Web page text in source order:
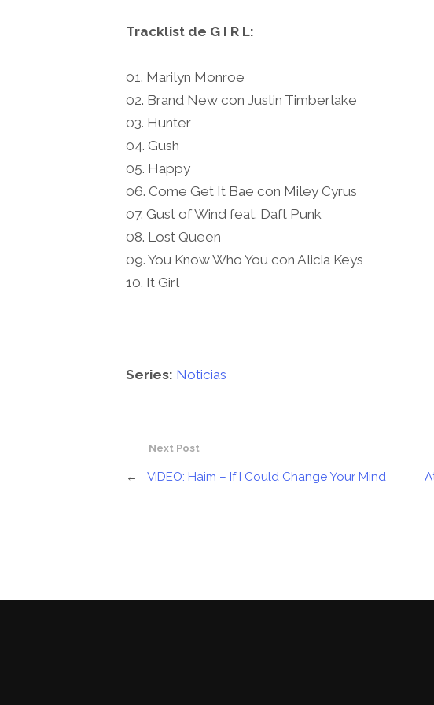
Tracklist de G I R L:
01. Marilyn Monroe
02. Brand New con Justin Timberlake
03. Hunter
04. Gush
05. Happy
06. Come Get It Bae con Miley Cyrus
07. Gust of Wind feat. Daft Punk
08. Lost Queen
09. You Know Who You con Alicia Keys
10. It Girl
Series: Noticias
Next Post
← VIDEO: Haim – If I Could Change Your Mind